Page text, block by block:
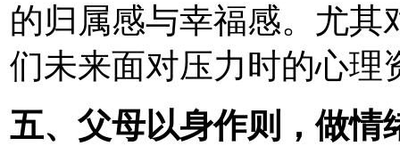
的归属感与幸福感。尤其
们未来面对压力时的心理
五、父母以身作则，做情